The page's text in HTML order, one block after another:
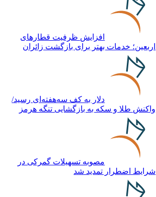
افزایش ظرفیت قطارهای
اربعین؛ خدمات بهتر برای بازگشت زائران
دلار به کف سه‌هفته‌ای رسید/
واکنش طلا و سکه به بازگشایی تنگه هرمز
مصوبه تسهیلات گمرکی در
شرایط اضطرار تمدید شد